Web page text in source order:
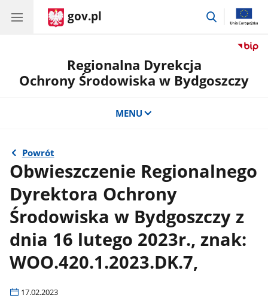
gov.pl
przejdź
Regionalna Dyrekcja
Ochrony Środowiska w Bydgoszczy
MENU
Powrót
Obwieszczenie Regionalnego
Dyrektora Ochrony
Środowiska w Bydgoszczy z
dnia 16 lutego 2023r., znak:
WOO.420.1.2023.DK.7,
17.02.2023